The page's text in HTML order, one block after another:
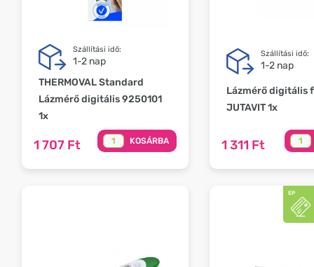
Szállítási idő:
1-2 nap
THERMOVAL Standard
Lázmérő digitális 9250101
1x
1 707 Ft KOSÁRBA
Szállítási idő:
1-2 nap
Lázmérő digitális
JUTAVIT 1x
1 311 Ft